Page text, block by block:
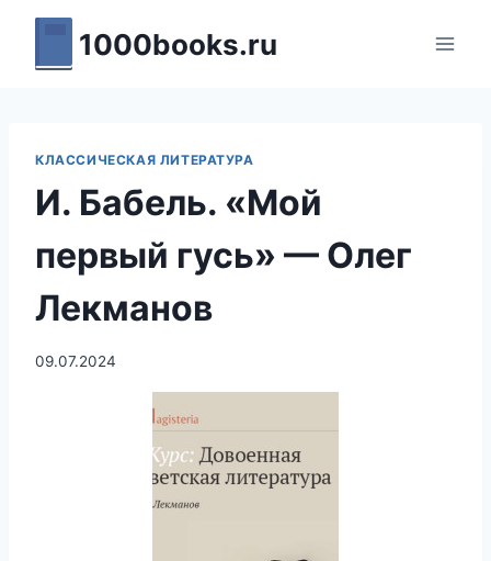
Перейти
содержимому
1000books.ru
КЛАССИЧЕСКАЯ ЛИТЕРАТУРА
И. Бабель. «Мой
первый гусь» — Олег
Лекманов
09.07.2024